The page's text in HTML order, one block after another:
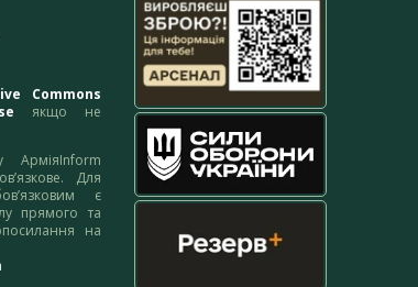
Commons
якщо не
АрміяInform
Для
є
прямого та
на